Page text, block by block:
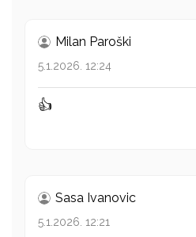
Milan Paroški
5.1.2026. 12:24
👍
Sasa Ivanovic
5.1.2026. 12:21